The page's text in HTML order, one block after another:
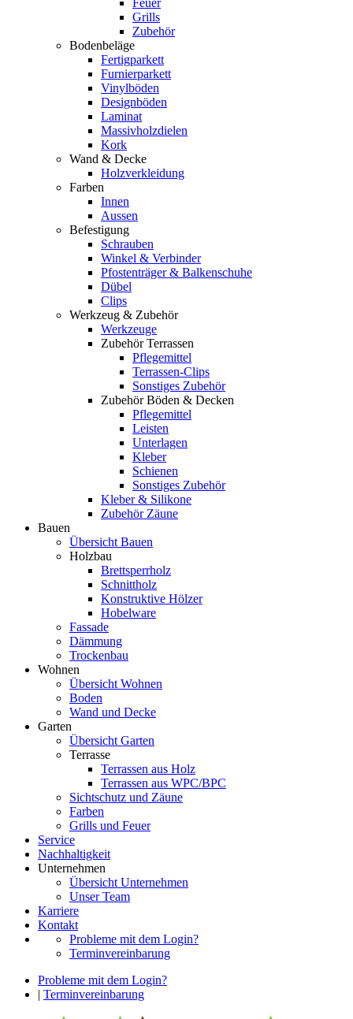
Grills
Zubehör
Bodenbeläge
Fertigparkett
Furnierparkett
Vinylböden
Designböden
Laminat
Massivholzdielen
Kork
Wand & Decke
Holzverkleidung
Farben
Innen
Aussen
Befestigung
Schrauben
Winkel & Verbinder
Pfostenträger & Balkenschuhe
Dübel
Clips
Werkzeug & Zubehör
Werkzeuge
Zubehör Terrassen
Pflegemittel
Terrassen-Clips
Sonstiges Zubehör
Zubehör Böden & Decken
Pflegemittel
Leisten
Unterlagen
Kleber
Schienen
Sonstiges Zubehör
Kleber & Silikone
Zubehör Zäune
Bauen
Übersicht Bauen
Holzbau
Brettsperrholz
Schnittholz
Konstruktive Hölzer
Hobelware
Fassade
Dämmung
Trockenbau
Wohnen
Übersicht Wohnen
Boden
Wand und Decke
Garten
Übersicht Garten
Terrasse
Terrassen aus Holz
Terrassen aus WPC/BPC
Sichtschutz und Zäune
Farben
Grills und Feuer
Service
Nachhaltigkeit
Unternehmen
Übersicht Unternehmen
Unser Team
Karriere
Kontakt
Probleme mit dem Login?
Terminvereinbarung
Probleme mit dem Login?
| Terminvereinbarung